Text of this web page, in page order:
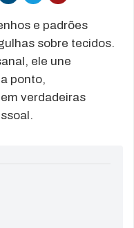
e padrões
sobre tecidos.
ele une
ponto,
verdadeiras